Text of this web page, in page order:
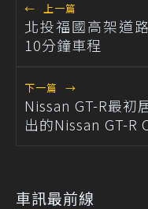
← 上一篇
北投福國高架道
10分鐘車程
下一篇 →
Nissan GT-R最初
出的Nissan GT-R
車訊最前線